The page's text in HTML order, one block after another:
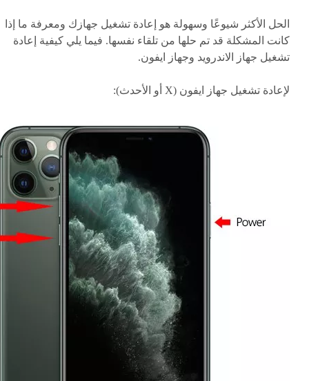
الحل الأكثر شيوعًا وسهولة هو إعادة تشغيل جهازك ومعرفة ما إذا
كانت المشكلة قد تم حلها من تلقاء نفسها. فيما يلي كيفية إعادة
تشغيل جهاز الاندرويد وجهاز ايفون.
لإعادة تشغيل جهاز ايفون (X أو الأحدث):